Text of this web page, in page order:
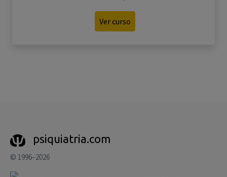
Ver curso
psiquiatria.com
© 1996–2026